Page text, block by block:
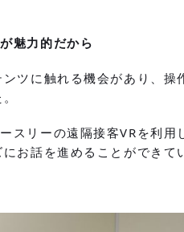
魅力的だから
ツに触れる機会があり、操
スリーの遠隔接客VRを利用
お話を進めることができて